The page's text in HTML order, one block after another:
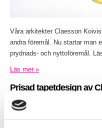
Våra arkitekter Claesson
andra föremål. Nu startar man
prydnads- och nyttoföremål.
Läs mer »
Prisad tapetdesign av
Inlagt den